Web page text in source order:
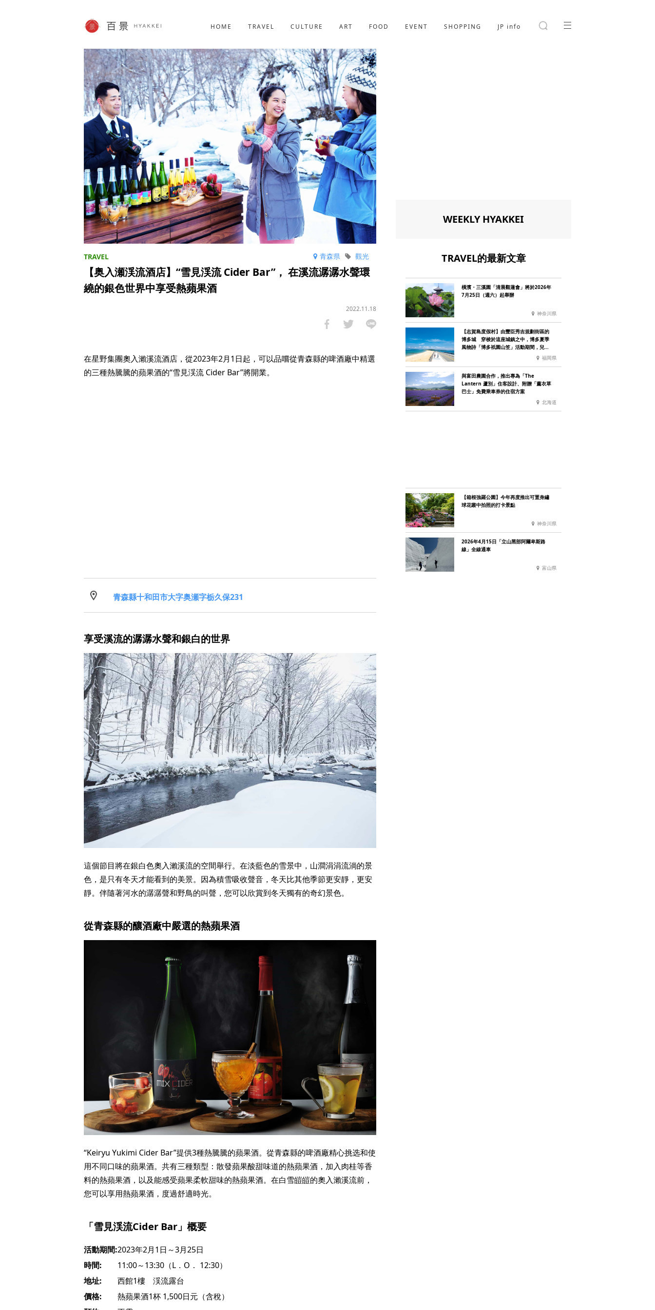
HOME TRAVEL CULTURE ART FOOD EVENT SHOPPING JP info
SHOPPING
JP info
青森県 觀光
【奥入瀬渓流酒店】“雪見渓流 Cider Bar”， 在溪流潺潺水聲環
繞的銀色世界中享受熱蘋果酒
2022.11.18
在星野集團奧入瀨溪流酒店，從2023年2月1日起，可以品嚐從青森縣的啤酒廠中精選
的三種熱騰騰的蘋果酒的“雪見渓流 Cider Bar”將開業。
青森縣十和田市大字奥瀬字栃久保231
享受溪流的潺潺水聲和銀白的世界
這個節目將在銀白色奧入瀨溪流的空間舉行。在淡藍色的雪景中，山澗涓涓流淌的景
色，是只有冬天才能看到的美景。因為積雪吸收聲音，冬天比其他季節更安靜，更安
靜。伴隨著河水的潺潺聲和野鳥的叫聲，您可以欣賞到冬天獨有的奇幻景色。
從青森縣的釀酒廠中嚴選的熱蘋果酒
“Keiryu Yukimi Cider Bar”提供3種熱騰騰的蘋果酒。從青森縣的啤酒廠精心挑选和使
用不同口味的蘋果酒。共有三種類型：散發蘋果酸甜味道的熱蘋果酒，加入肉桂等香
料的熱蘋果酒，以及能感受蘋果柔軟甜味的熱蘋果酒。在白雪皚皚的奧入瀨溪流前，
您可以享用熱蘋果酒，度過舒適時光。
「雪見渓流Cider Bar」概要
活動期間:2023年2月1日～3月25日
時間:
11:00～13:30（L．O． 12:30）
地址:
西館1樓 渓流露台
價格:
熱蘋果酒1杯 1,500日元（含稅）
WEEKLY HYAKKEI
TRAVEL的最新文章
橫濱・三溪園「清晨觀蓮會」將於2026年
7月25日（週六）起舉辦
神奈川県
【志賀島度假村】由豐臣秀吉規劃街區的
博多城 穿梭於這座城鎮之中，博多夏季
風物詩「博多祇園山笠」活動期間，兒童
福岡県
與富田農園合作，推出專為「The
Lantern 蘆別」住客設計、附贈「薰衣草
巴士」免費乘車券的住宿方案
北海道
【箱根強羅公園】今年再度推出可置身繡
球花叢中拍照的打卡景點
神奈川県
2026年4月15日「立山黑部阿爾卑斯路
線」全線通車
富山県